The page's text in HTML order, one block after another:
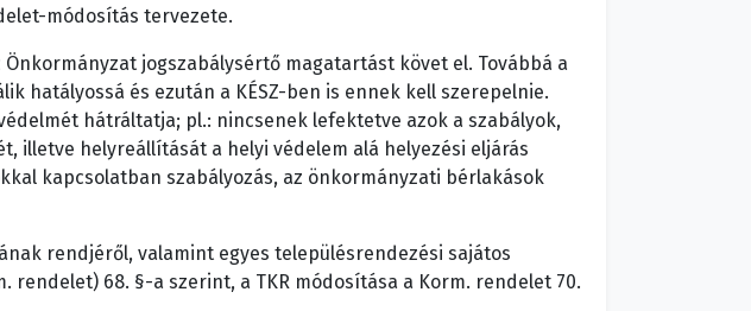
módosítás tervezete.
jogszabálysértő magatartást követ el. Továbbá a
hatályossá és ezután a KÉSZ-ben is ennek kell szerepelnie.
hátráltatja; pl.: nincsenek lefektetve azok a szabályok,
illetve helyreállítását a helyi védelem alá helyezési eljárás
kapcsolatban szabályozás, az önkormányzati bérlakások
rendjéről, valamint egyes településrendezési sajátos
rendelet) 68. §-a szerint, a TKR módosítása a Korm. rendelet 70.